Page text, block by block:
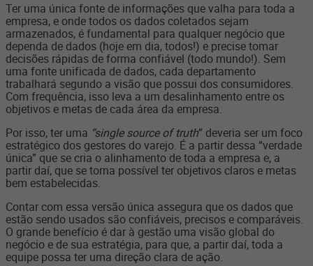
Ter uma única fonte de informações que valha para toda a
empresa, e onde todos os dados coletados sejam
armazenados, é fundamental para qualquer negócio que
dependa de dados (hoje em dia, todos!) e precise tomar
decisões rápidas de forma confiável (todo mundo!). Sem
uma fonte unificada de dados, cada departamento
trabalhará segundo a visão que possui dos consumidores.
Com frequência, isso leva a um desalinhamento entre os
objetivos e metas de cada área da empresa.
Por isso, ter uma “single source of truth” deveria ser um foco
estratégico dos gestores do varejo. É a partir dessa “verdade
única” que se cria o alinhamento de toda a empresa e, a
partir daí, que se torna possível ter objetivos claros e metas
bem estabelecidas.
Contar com essa versão única assegura que os dados que
estão sendo usados são confiáveis, precisos e comparáveis.
O grande benefício é dar à gestão uma visão global do
negócio e de sua estratégia, para que, a partir daí, toda a
equipe possa ter uma direção clara de ação.